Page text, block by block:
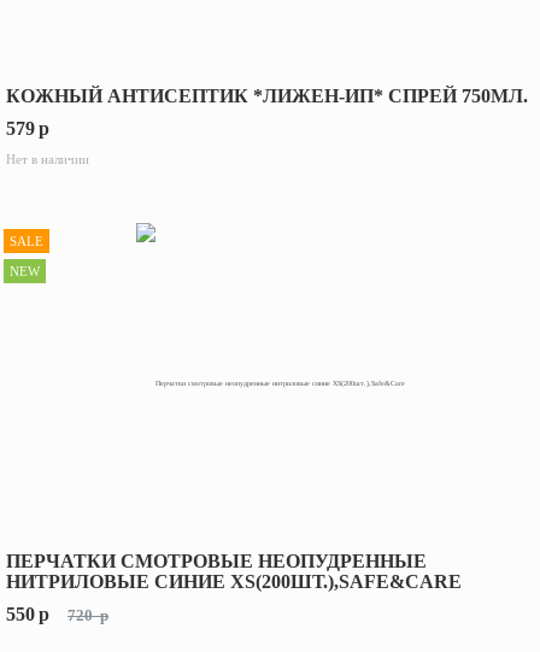
КОЖНЫЙ АНТИСЕПТИК *ЛИЖЕН-ИП* СПРЕЙ 750МЛ.
579p
Нет в наличии
ПЕРЧАТКИ СМОТРОВЫЕ НЕОПУДРЕННЫЕ
НИТРИЛОВЫЕ СИНИЕ XS(200ШТ.),SAFE&CARE
550p 720 p
SALE
NEW